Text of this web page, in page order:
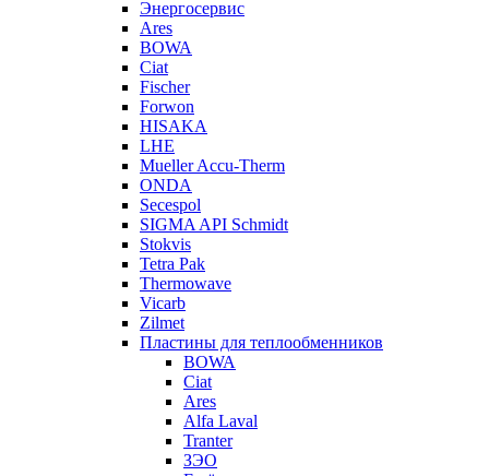
Энергосервис
Ares
BOWA
Ciat
Fischer
Forwon
HISAKA
LHE
Mueller Accu-Therm
ONDA
Secespol
SIGMA API Schmidt
Stokvis
Tetra Pak
Thermowave
Vicarb
Zilmet
Пластины для теплообменников
BOWA
Ciat
Ares
Alfa Laval
Tranter
ЗЭО